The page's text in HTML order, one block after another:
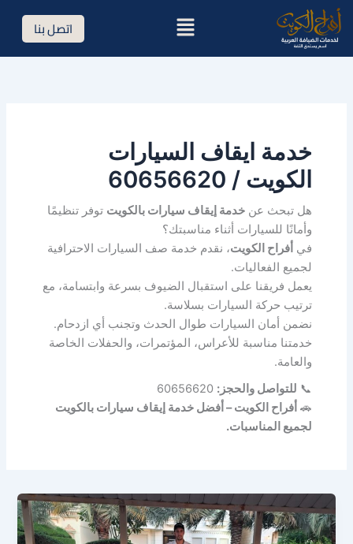
تخطي
إلى
المحتوى
القائمة اتصل بنا
خدمة ايقاف السيارات
الكويت / 60656620
هل تبحث عن خدمة إيقاف سيارات بالكويت توفر تنظيمًا
وأمانًا للسيارات أثناء مناسبتك؟
في أفراح الكويت، نقدم خدمة صف السيارات الاحترافية
لجميع الفعاليات.
يعمل فريقنا على استقبال الضيوف بسرعة وابتسامة، مع
ترتيب حركة السيارات بسلاسة.
نضمن أمان السيارات طوال الحدث وتجنب أي ازدحام.
خدمتنا مناسبة للأعراس، المؤتمرات، والحفلات الخاصة
والعامة.
📞 للتواصل والحجز:
🚗 أفراح الكويت – أفضل خدمة إيقاف سيارات بالكويت
لجميع المناسبات.